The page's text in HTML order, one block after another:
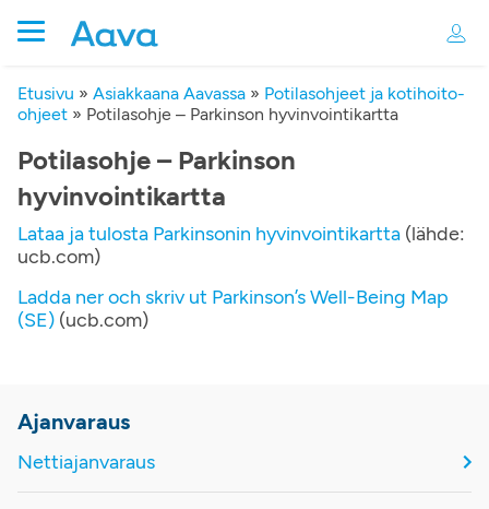
Etusivu » Asiakkaana Aavassa » Potilasohjeet ja kotihoito-
ohjeet » Potilasohje – Parkinson hyvinvointikartta
Potilasohje – Parkinson
hyvinvointikartta
Lataa ja tulosta Parkinsonin hyvinvointikartta (lähde:
ucb.com)
Ladda ner och skriv ut Parkinson’s Well-Being Map
(SE) (ucb.com)
Ajanvaraus
Nettiajanvaraus